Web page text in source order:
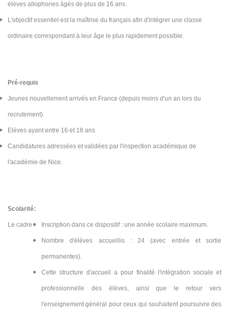
élèves allophones âgés de plus de 16 ans.
L'objectif essentiel est la maîtrise du français afin d'intégrer une classe
ordinaire correspondant à leur âge le plus rapidement possible.
Pré-requis
Jeunes nouvellement arrivés en France (depuis moins d'un an lors du
recrutement)
Elèves ayant entre 16 et 18 ans
Candidatures adressées et validées par l'inspection académique de
l'académie de Nice.
Scolarité:
Le cadre : Inscription dans ce dispositif : une année scolaire maximum.
Nombre d'élèves accueillis : 24 (avec entrée et sortie
permanentes).
Cette structure d'accueil a pour finalité l'intégration sociale et
professionnelle des élèves, ainsi que le retour vers
l'enseignement général pour ceux qui souhaitent poursuivre des